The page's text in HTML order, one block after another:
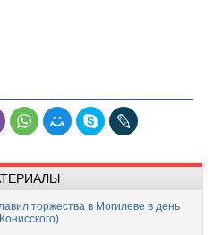
торжества в Могилеве в день